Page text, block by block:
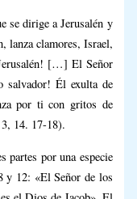
se dirige a Jerusalén y
lanza clamores, Israel,
[…] El Señor
salvador! Él exulta de
por ti con gritos de
14. 17-18).
partes por una especie
y 12: «El Señor de los